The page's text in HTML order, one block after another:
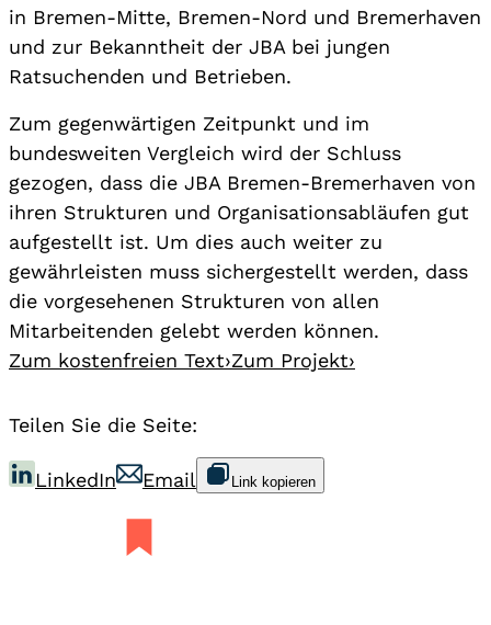
in Bremen-Mitte, Bremen-Nord und Bremerhaven
und zur Bekanntheit der JBA bei jungen
Ratsuchenden und Betrieben.
Zum gegenwärtigen Zeitpunkt und im
bundesweiten Vergleich wird der Schluss
gezogen, dass die JBA Bremen-Bremerhaven von
ihren Strukturen und Organisationsabläufen gut
aufgestellt ist. Um dies auch weiter zu
gewährleisten muss sichergestellt werden, dass
die vorgesehenen Strukturen von allen
Mitarbeitenden gelebt werden können.
Zum kostenfreien Text›Zum Projekt›
Teilen Sie die Seite:
LinkedIn Email Link kopieren